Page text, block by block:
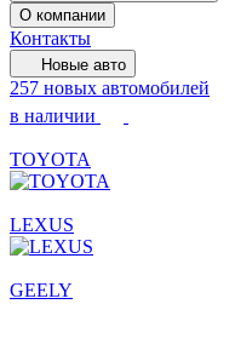
О компании
Контакты
Новые авто
257 новых автомобилей
в наличии
TOYOTA
LEXUS
GEELY